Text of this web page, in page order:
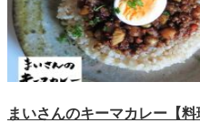
まいさんのキーマカレー【